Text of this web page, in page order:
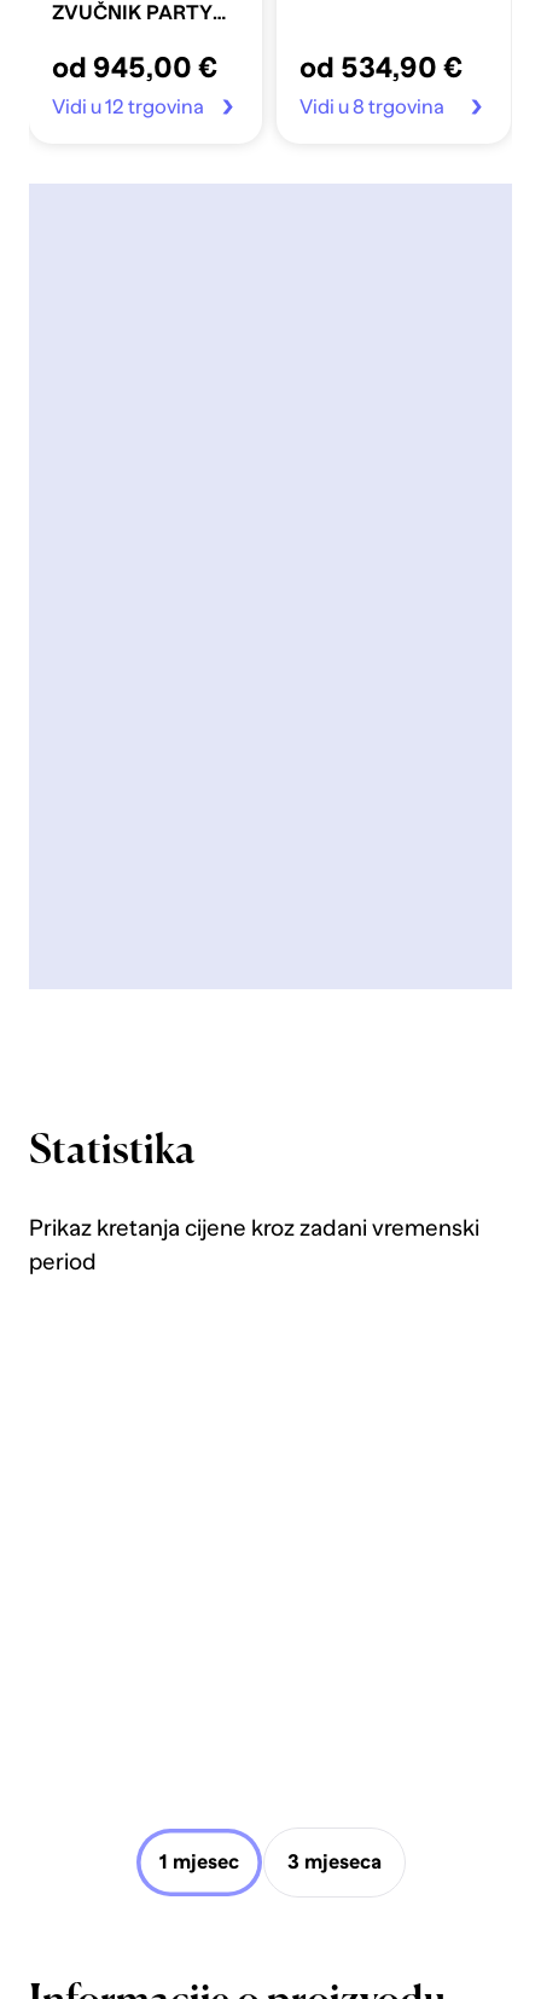
ZVUČNIK PARTY
od 945,00 €
Vidi u 12 trgovina
od 534,90 €
Vidi u 8 trgovina
Statistika
Prikaz kretanja cijene kroz zadani vremenski
period
1 mjesec 3 mjeseca